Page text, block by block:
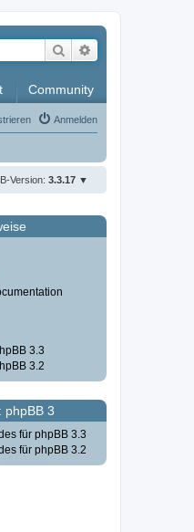
Suche
Community
Anmelden
Version: 3.3.17
3.3
3.2
phpBB 3
für phpBB 3.3
für phpBB 3.2